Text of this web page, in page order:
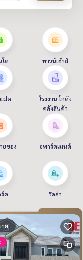
โด ทาวน์เฮ้าส์
ฝด
โรงงาน โกดัง
คลังสินค้า
ยของ อพาร์ตเมนต์
ร์ต วิลล่า
าย